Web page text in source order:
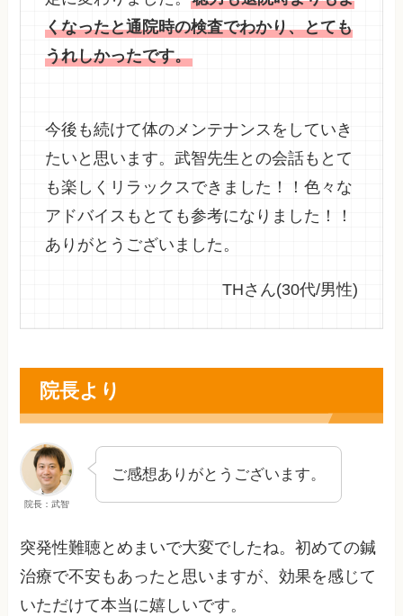
くなったと通院時の検査でわかり、とても
うれしかったです。
今後も続けて体のメンテナンスをしていき
たいと思います。武智先生との会話もとて
も楽しくリラックスできました！！色々な
アドバイスもとても参考になりました！！
ありがとうございました。
THさん(30代/男性)
院長より
院長：武智
ご感想ありがとうございます。
突発性難聴とめまいで大変でしたね。初めての鍼
治療で不安もあったと思いますが、効果を感じて
いただけて本当に嬉しいです。